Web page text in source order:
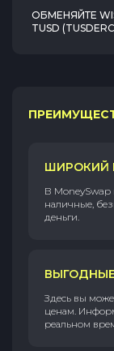
ОБМЕНЯЙТЕ
TUSD
ШИРОКИЙ
В MoneySwap
наличные,
деньги.
Здесь вы
ценам.
реальном